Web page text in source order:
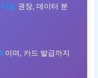
상 권장, 데이터 분
이며, 카드 발급까지